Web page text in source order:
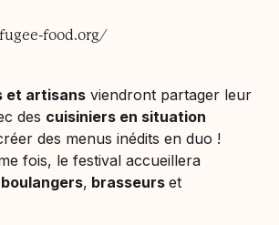
food.org/
et artisans viendront partager leur
des cuisiniers en situation
des menus inédits en duo !
fois, le festival accueillera
boulangers, brasseurset